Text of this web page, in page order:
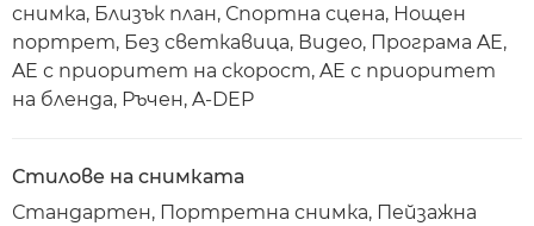
снимка, Близък план, Спортна сцена, Нощен
портрет, Без светкавица, Видео, Програма AE,
AE с приоритет на скорост, AE с приоритет
на бленда, Ръчен, A-DEP
Стилове на снимката
Стандартен, Портретна снимка, Пейзажна